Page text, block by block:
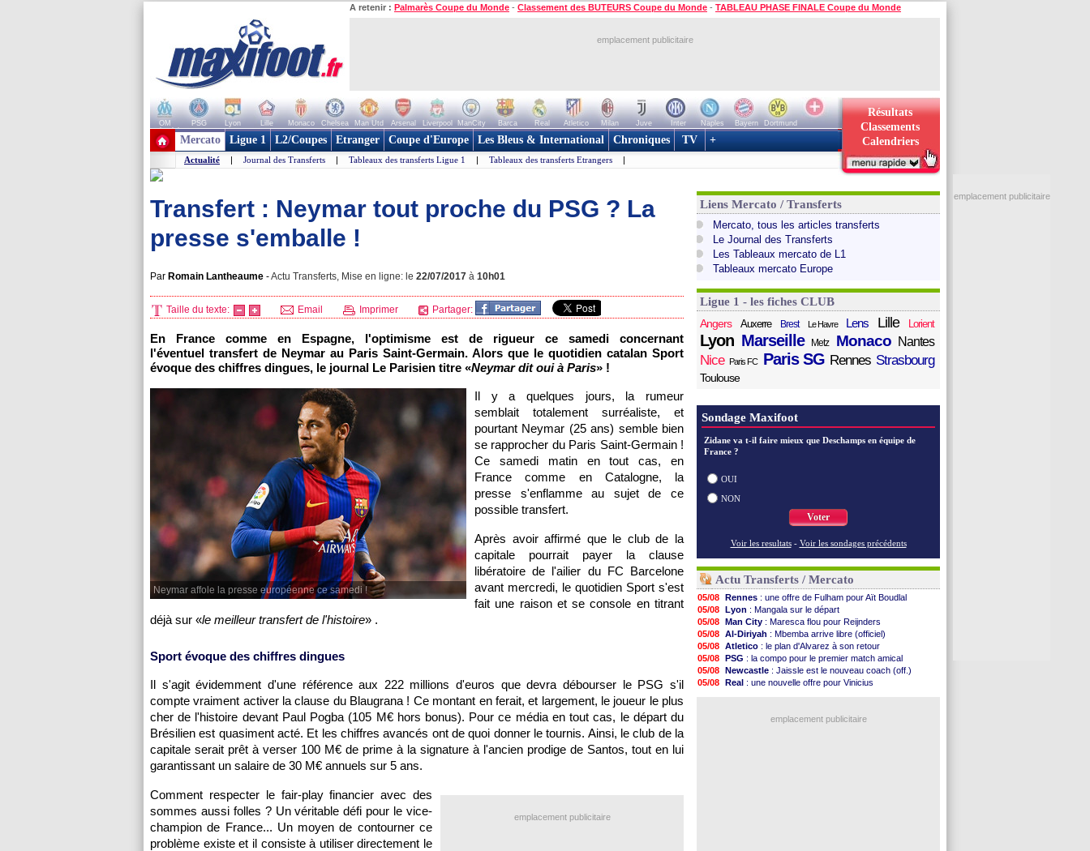
A retenir : Palmarès Coupe du Monde - Classement des BUTEURS Coupe du Monde - TABLEAU PHASE FINALE Coupe du Monde
emplacement publicitaire
OM PSG Lyon Lille Monaco Chelsea Man Utd Arsenal Liverpool ManCity Barca Real Atletico Milan Juve Inter Naples Bayern
Dortmund
+ de clubs
Résultats
Classements
Calendriers
Mercato Ligue 1 L2/Coupes Etranger Coupe d'Europe Les Bleus & International Chroniques TV +
Actualité | Journal des Transferts | Tableaux des transferts Ligue 1 | Tableaux des transferts Etrangers |
Transfert : Neymar tout proche du PSG ? La
presse s'emballe !
Par Romain Lantheaume -Actu Transferts, Mise en ligne: le 22/07/2017 à 10h01
Taille du texte: Email Imprimer Partager:
En France comme en Espagne, l'optimisme est de rigueur ce samedi concernant
l'éventuel transfert de Neymar au Paris Saint-Germain. Alors que le quotidien catalan Sport
évoque des chiffres dingues, le journal Le Parisien titre «Neymar dit oui à Paris» !
Neymar affole la presse européenne ce samedi !
Il y a quelques jours, la rumeur
semblait totalement surréaliste, et
pourtant Neymar (25 ans) semble bien
se rapprocher du Paris Saint-Germain !
Ce samedi matin en tout cas, en
France comme en Catalogne, la
presse s'enflamme au sujet de ce
possible transfert.
Après avoir affirmé que le club de la
capitale pourrait payer la clause
libératoire de l'ailier du FC Barcelone
avant mercredi, le quotidien Sport s'est
fait une raison et se console en titrant
déjà sur «le meilleur transfert de l'histoire» .
Sport évoque des chiffres dingues
Il s'agit évidemment d'une référence aux 222 millions d'euros que devra débourser le PSG s'il
compte vraiment activer la clause du Blaugrana ! Ce montant en ferait, et largement, le joueur le plus
cher de l'histoire devant Paul Pogba (105 M€ hors bonus). Pour ce média en tout cas, le départ du
Brésilien est quasiment acté. Et les chiffres avancés ont de quoi donner le tournis. Ainsi, le club de la
capitale serait prêt à verser 100 M€ de prime à la signature à l'ancien prodige de Santos, tout en lui
garantissant un salaire de 30 M€ annuels sur 5 ans.
emplacement publicitaire
Comment respecter le fair-play financier avec des
sommes aussi folles ? Un véritable défi pour le vice-
champion de France... Un moyen de contourner ce
problème existe et il consiste à utiliser directement le
Liens Mercato / Transferts
Mercato, tous les articles transferts
Le Journal des Transferts
Les Tableaux mercato de L1
Tableaux mercato Europe
Ligue 1 - les fiches CLUB
Angers
Auxerre Brest Le Havre Lens Lille Lorient
Lyon Marseille Metz Monaco Nantes
Nice Paris FC Paris SG Rennes Strasbourg
Toulouse
Sondage Maxifoot
Zidane va t-il faire mieux que Deschamps en équipe de
France ?
OUI
NON
Voter
Voir les resultats - Voir les sondages précédents
Actu Transferts / Mercato
05/08 Rennes : une offre de Fulham pour Aït Boudlal
05/08 Lyon : Mangala sur le départ
05/08 Man City : Maresca flou pour Reijnders
05/08 Al-Diriyah : Mbemba arrive libre (officiel)
05/08 Atletico : le plan d'Alvarez à son retour
05/08 PSG : la compo pour le premier match amical
05/08 Newcastle : Jaissle est le nouveau coach (off.)
05/08 Real : une nouvelle offre pour Vinicius
: Diomandé arrive pour 140 M€ !
emplacement publicitaire
emplacement publicitaire